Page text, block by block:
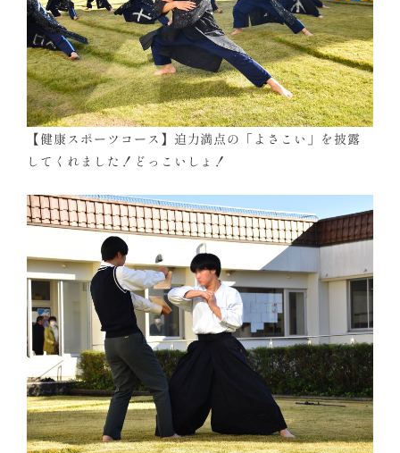
【健康スポーツコース】迫力満点の「よさこい」を披露
してくれました！どっこいしょ！